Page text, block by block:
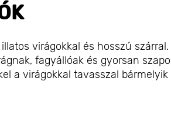
virágokkal és hosszú
fagyállóak és gyorsan
a virágokkal tavasszal